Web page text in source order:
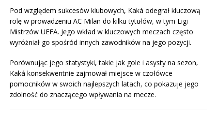
Pod względem sukcesów klubowych, Kaká odegrał kluczową
rolę w prowadzeniu AC Milan do kilku tytułów, w tym Ligi
Mistrzów UEFA. Jego wkład w kluczowych meczach często
wyróżniał go spośród innych zawodników na jego pozycji.
Porównując jego statystyki, takie jak gole i asysty na sezon,
Kaká konsekwentnie zajmował miejsce w czołówce
pomocników w swoich najlepszych latach, co pokazuje jego
zdolność do znaczącego wpływania na mecze.